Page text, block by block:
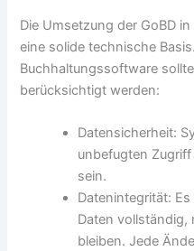
Die Umsetzung der GoBD
eine solide technische
Buchhaltungssoftware
berücksichtigt werden:
Datensicherheit:
unbefugten
sein.
Datenintegrität:
Daten vollständig,
bleiben. Jede